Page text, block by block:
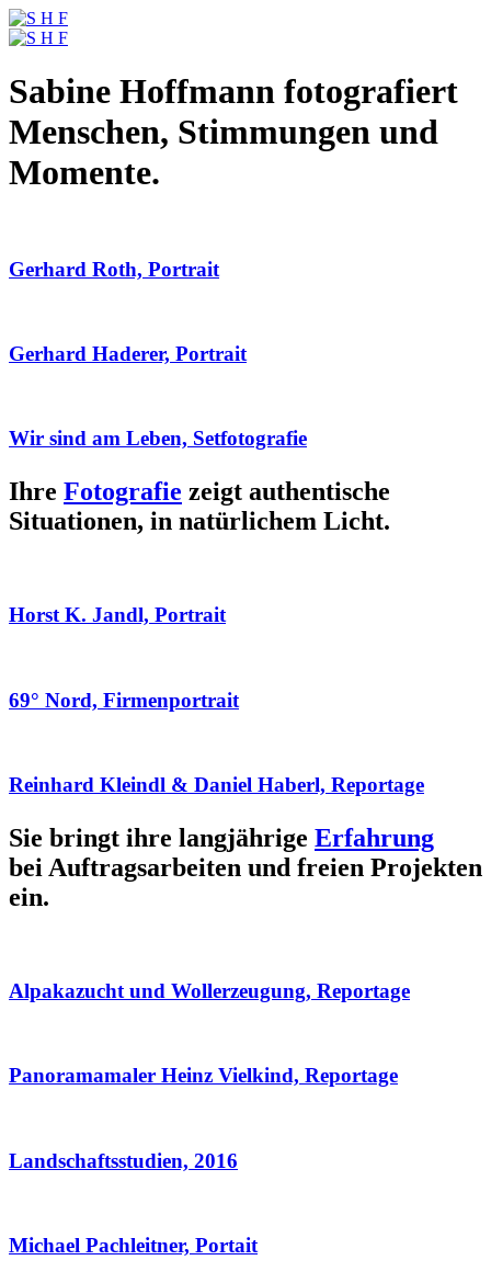
Sabine Hoffmann fotografiert
Menschen, Stimmungen und
Momente.
Gerhard Roth, Portrait
Gerhard Haderer, Portrait
Wir sind am Leben, Setfotografie
Ihre Fotografie zeigt authentische
Situationen, in natürlichem Licht.
Horst K. Jandl, Portrait
69° Nord, Firmenportrait
Reinhard Kleindl & Daniel Haberl, Reportage
Sie bringt ihre langjährige Erfahrung
bei Auftragsarbeiten und freien Projekten
ein.
Alpakazucht und Wollerzeugung, Reportage
Panoramamaler Heinz Vielkind, Reportage
Landschaftsstudien, 2016
Michael Pachleitner, Portait